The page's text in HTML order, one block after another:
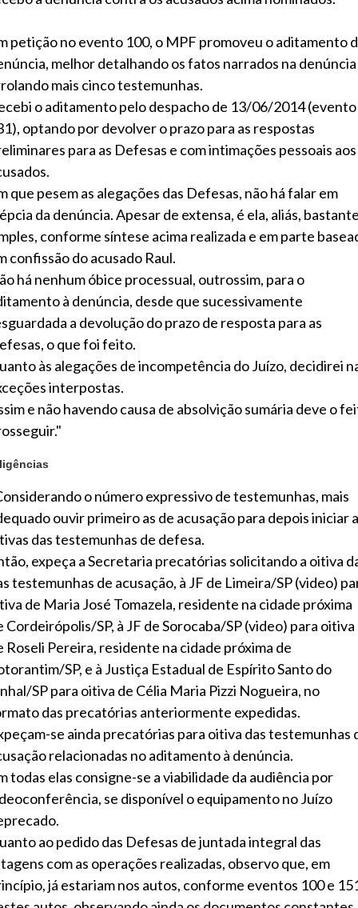
petição no evento 100, o MPF promoveu o aditamento
melhor detalhando os fatos narrados na
mais cinco testemunhas.
o aditamento pelo despacho de 13/06/2014 (evento
optando por devolver o prazo para as respostas
para as Defesas e com intimações pessoais aos
que pesem as alegações das Defesas, não há falar em
da denúncia. Apesar de extensa, é ela, aliás,
conforme síntese acima realizada e em parte
confissão do acusado Raul.
há nenhum óbice processual, outrossim, para o
à denúncia, desde que sucessivamente
a devolução do prazo de resposta para as
o que foi feito.
às alegações de incompetência do Juízo, decidirei
interpostas.
e não havendo causa de absolvição sumária deve o
o número expressivo de testemunhas, mais
ouvir primeiro as de acusação para depois iniciar
das testemunhas de defesa.
expeça a Secretaria precatórias solicitando a oitiva
testemunhas de acusação, à JF de Limeira/SP (video)
de Maria José Tomazela, residente na cidade próxima
Cordeirópolis/SP, à JF de Sorocaba/SP (video) para oitiva
Roseli Pereira, residente na cidade próxima de
SP, e à Justiça Estadual de Espírito Santo do
SP para oitiva de Célia Maria Pizzi Nogueira, no
das precatórias anteriormente expedidas.
se ainda precatórias para oitiva das testemunhas
relacionadas no aditamento à denúncia.
todas elas consigne-se a viabilidade da audiência por
se disponível o equipamento no Juízo
ao pedido das Defesas de juntada integral das
com as operações realizadas, observo que, em
já estariam nos autos, conforme eventos 100 e